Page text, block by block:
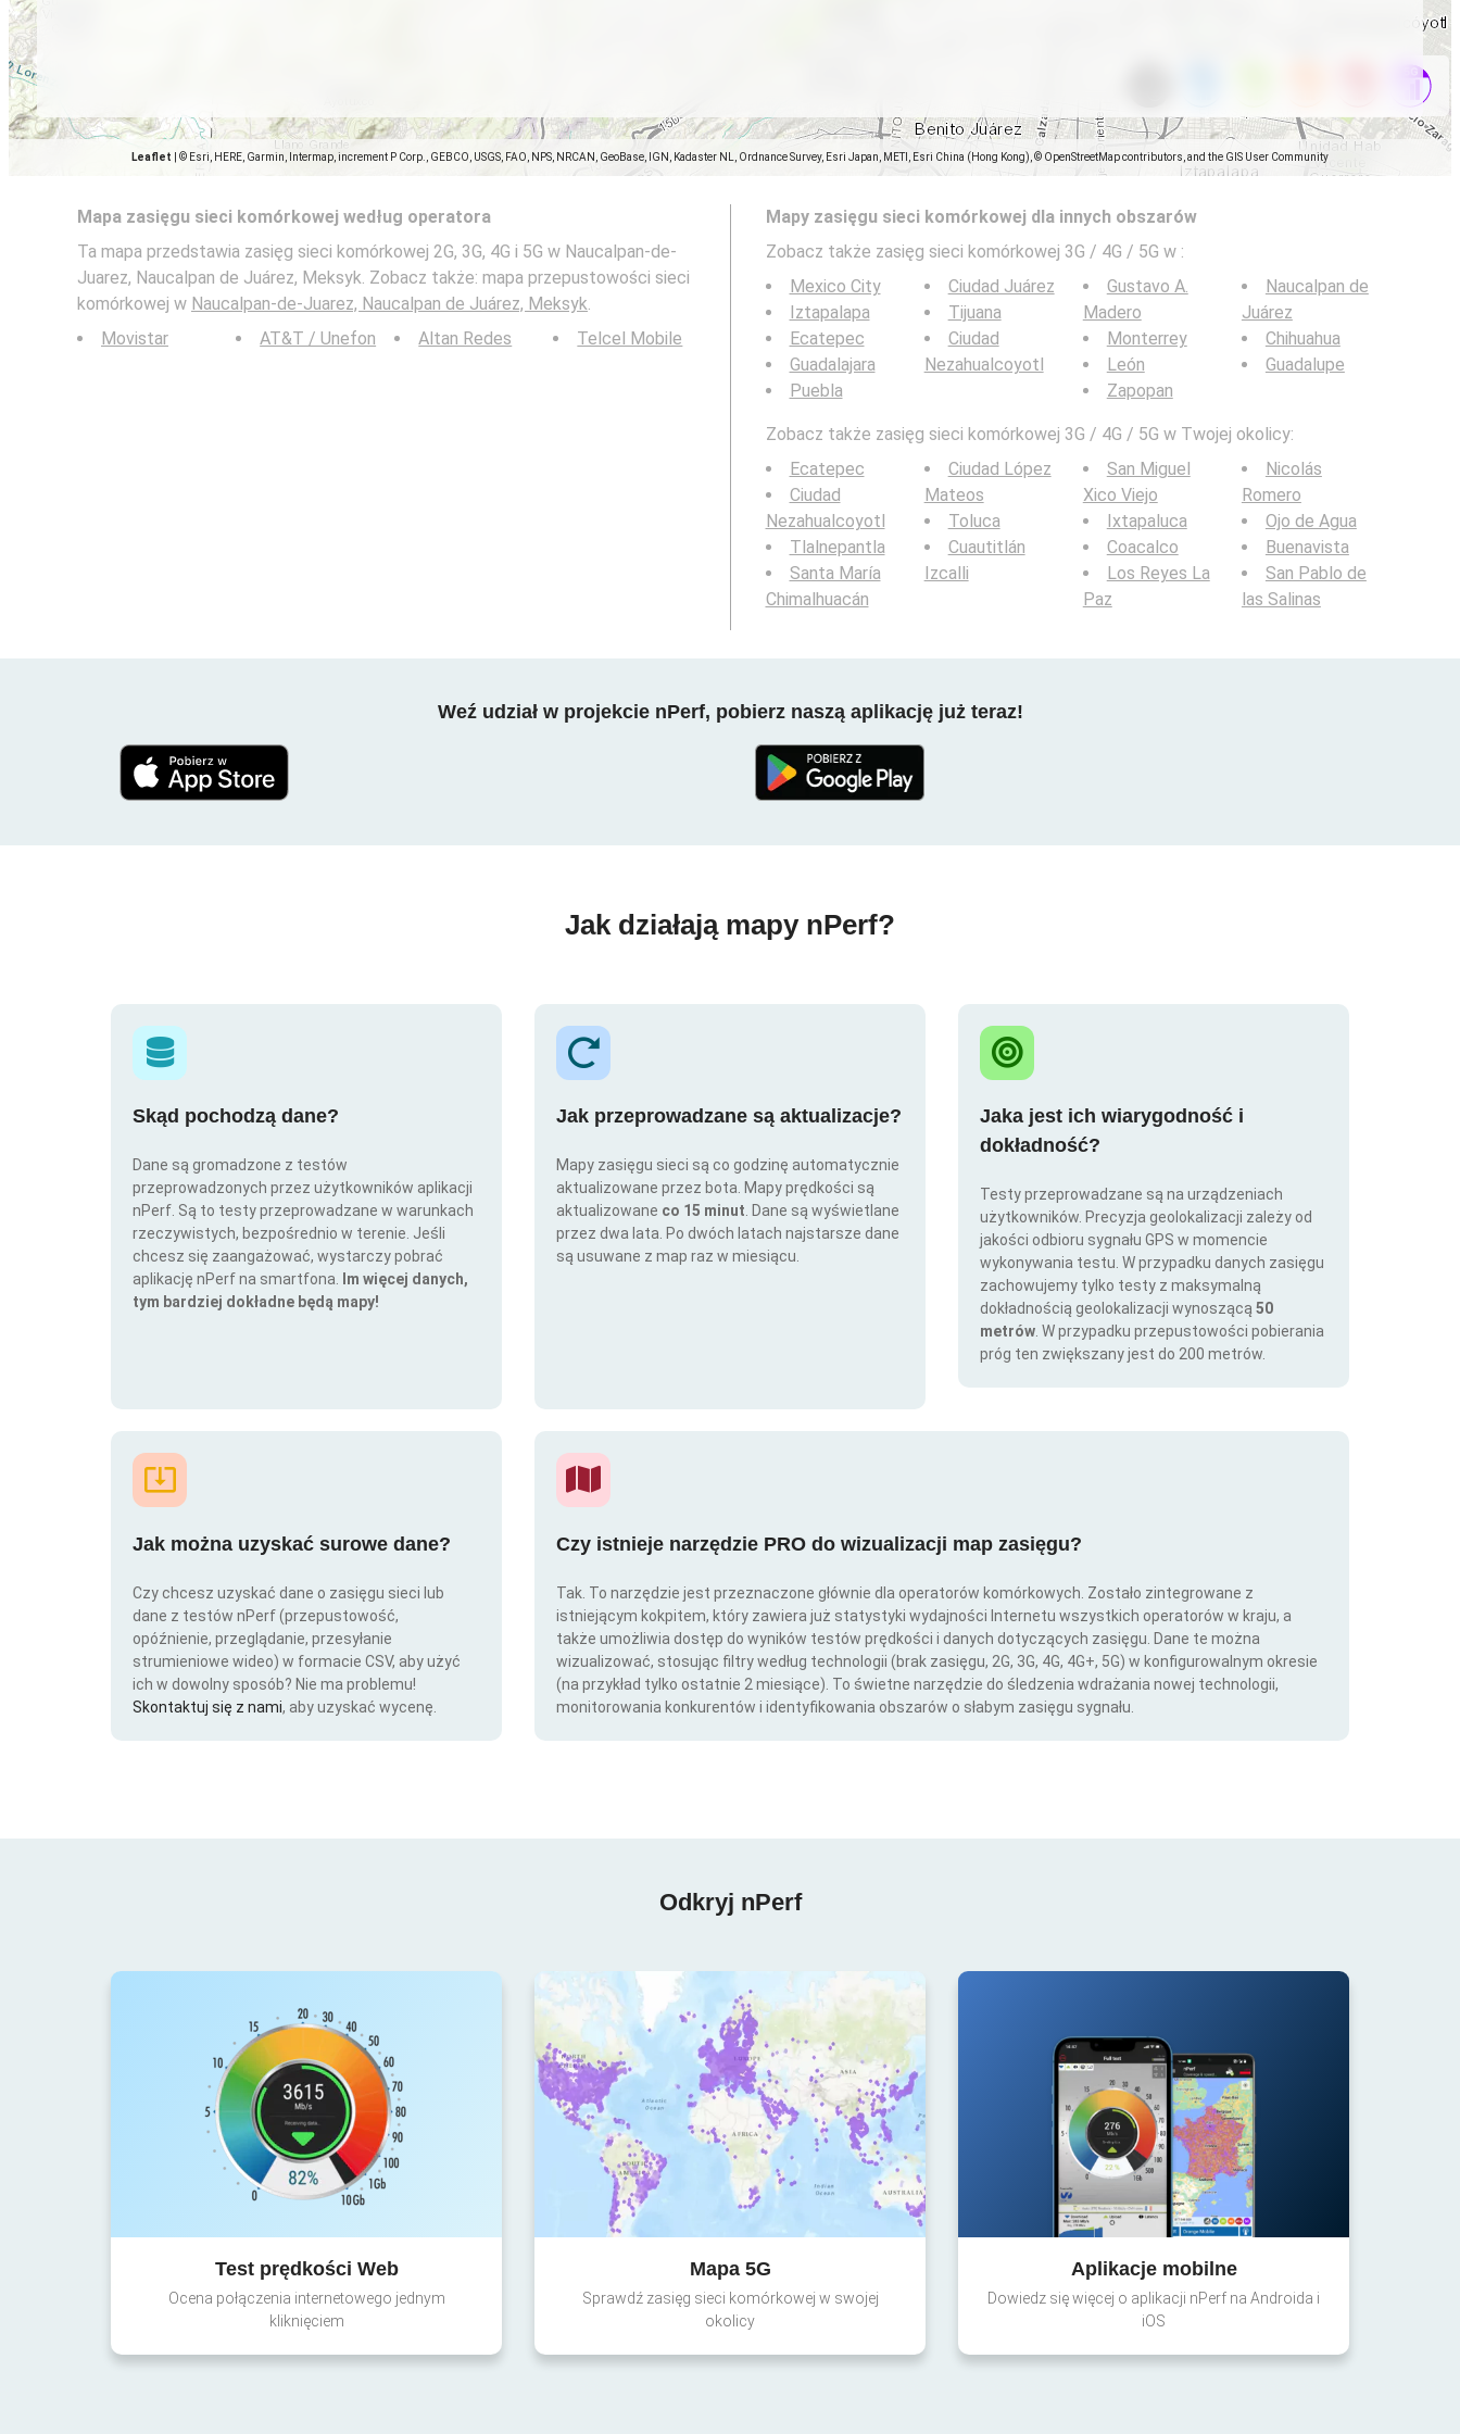
Leaflet © Esri, HERE, Garmin, Intermap, increment P Corp., GEBCO, USGS, FAO, NPS, NRCAN, GeoBase, IGN, Kadaster NL, Ordnance Survey, Esri Japan, METI, Esri China (Hong Kong), © OpenStreetMap contributors, and the GIS User Community
Mapa zasięgu sieci komórkowej według operatora
Ta mapa przedstawia zasięg sieci komórkowej 2G, 3G, 4G i 5G w Naucalpan-de-
Juarez, Naucalpan de Juárez, Meksyk. Zobacz także: mapa przepustowości sieci
komórkowej w Naucalpan-de-Juarez, Naucalpan de Juárez, Meksyk.
Movistar
AT&T / Unefon Altan Redes Telcel Mobile
Mapy zasięgu sieci komórkowej dla innych obszarów
Zobacz także zasięg sieci komórkowej 3G / 4G / 5G w :
Mexico City
Iztapalapa
Ecatepec
Guadalajara
Puebla
Ciudad Juárez
Tijuana
Ciudad
Nezahualcoyotl
Gustavo A.
Madero
Monterrey
León
Zapopan
Naucalpan de
Juárez
Chihuahua
Guadalupe
Zobacz także zasięg sieci komórkowej 3G / 4G / 5G w Twojej okolicy:
Ecatepec
Ciudad
Nezahualcoyotl
Tlalnepantla
Santa María
Chimalhuacán
Ciudad López
Mateos
Toluca
Cuautitlán
Izcalli
San Miguel
Xico Viejo
Ixtapaluca
Coacalco
Los Reyes La
Paz
Nicolás
Romero
Ojo de Agua
Buenavista
San Pablo de
las Salinas
Weź udział w projekcie nPerf, pobierz naszą aplikację już teraz!
Jak działają mapy nPerf?
Skąd pochodzą dane?
Dane są gromadzone z testów
przeprowadzonych przez użytkowników aplikacji
nPerf. Są to testy przeprowadzane w warunkach
rzeczywistych, bezpośrednio w terenie. Jeśli
chcesz się zaangażować, wystarczy pobrać
aplikację nPerf na smartfona.
Im więcej danych,
tym bardziej dokładne będą mapy!
Jak przeprowadzane są aktualizacje?
Mapy zasięgu sieci są co godzinę automatycznie
aktualizowane przez bota. Mapy prędkości są
aktualizowane co 15 minut . Dane są wyświetlane
przez dwa lata. Po dwóch latach najstarsze dane
są usuwane z map raz w miesiącu.
Jaka jest ich wiarygodność i
dokładność?
Testy przeprowadzane są na urządzeniach
użytkowników. Precyzja geolokalizacji zależy od
jakości odbioru sygnału GPS w momencie
wykonywania testu. W przypadku danych zasięgu
zachowujemy tylko testy z maksymalną
dokładnością geolokalizacji wynoszącą 50
metrów . W przypadku przepustowości pobierania
próg ten zwiększany jest do 200 metrów.
Jak można uzyskać surowe dane?
Czy chcesz uzyskać dane o zasięgu sieci lub
dane z testów nPerf (przepustowość,
opóźnienie, przeglądanie, przesyłanie
strumieniowe wideo) w formacie CSV, aby użyć
ich w dowolny sposób? Nie ma problemu!
Skontaktuj się z nami, aby uzyskać wycenę.
Czy istnieje narzędzie PRO do wizualizacji map zasięgu?
Tak. To narzędzie jest przeznaczone głównie dla operatorów komórkowych. Zostało zintegrowane z
istniejącym kokpitem, który zawiera już statystyki wydajności Internetu wszystkich operatorów w kraju, a
także umożliwia dostęp do wyników testów prędkości i danych dotyczących zasięgu. Dane te można
wizualizować, stosując filtry według technologii (brak zasięgu, 2G, 3G, 4G, 4G+, 5G) w konfigurowalnym okresie
(na przykład tylko ostatnie 2 miesiące). To świetne narzędzie do śledzenia wdrażania nowej technologii,
monitorowania konkurentów i identyfikowania obszarów o słabym zasięgu sygnału.
Odkryj nPerf
Test prędkości Web
Ocena połączenia internetowego jednym
kliknięciem
Mapa 5G
Sprawdź zasięg sieci komórkowej w swojej
okolicy
Aplikacje mobilne
Dowiedz się więcej o aplikacji nPerf na Androida i
iOS